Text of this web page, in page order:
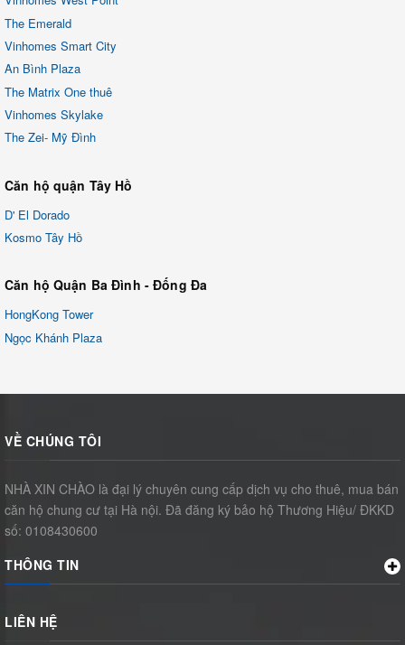
The Emerald
Vinhomes Smart City
An Bình Plaza
The Matrix One thuê
Vinhomes Skylake
The Zei- Mỹ Đình
Căn hộ quận Tây Hồ
D' El Dorado
Kosmo Tây Hồ
Căn hộ Quận Ba Đình - Đống Đa
HongKong Tower
Ngọc Khánh Plaza
VỀ CHÚNG TÔI
NHÀ XIN CHÀO là đại lý chuyên cung cấp dịch vụ cho thuê, mua bán
căn hộ chung cư tại Hà nội. Đã đăng ký bảo hộ Thương Hiệu/ ĐKKD
số: 0108430600
THÔNG TIN
LIÊN HỆ